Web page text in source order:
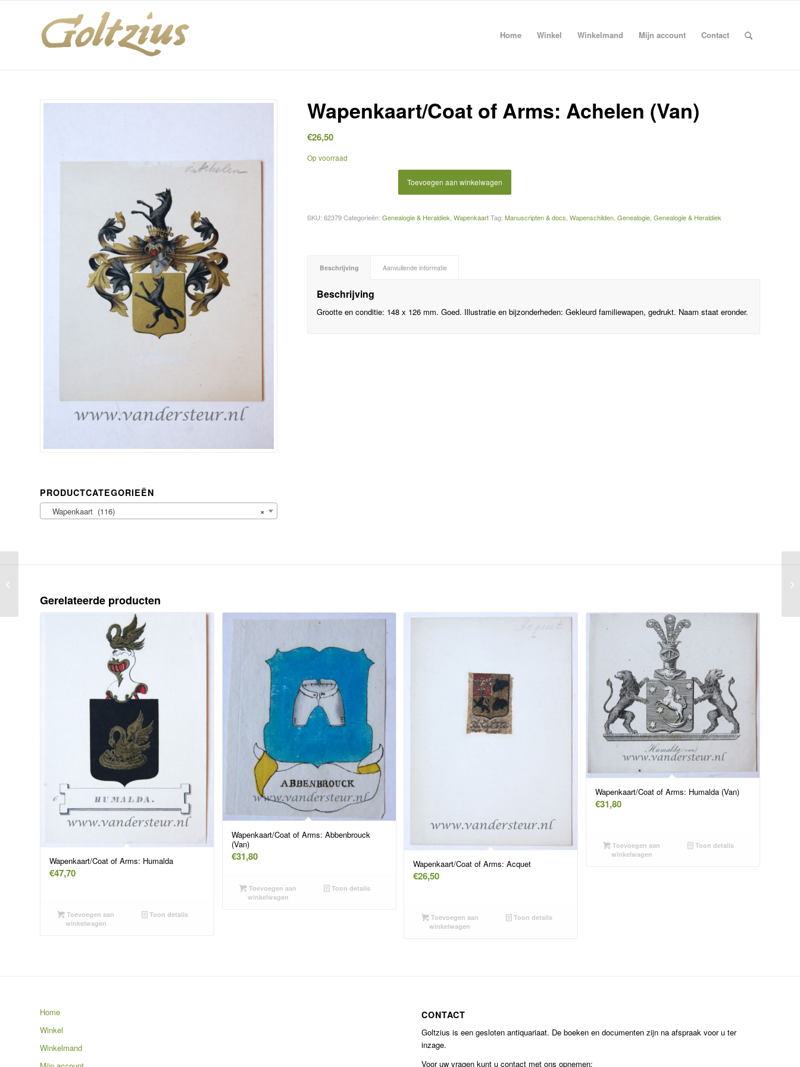
Home Winkel Winkelmand Mijn account Contact
PRODUCTCATEGORIEËN
×
Wapenkaart (116)
Wapenkaart/Coat of Arms: Achelen (Van)
€26,50
Op voorraad
Toevoegen aan winkelwagen
SKU:62379 Categorieën:Genealogie & Heraldiek,Wapenkaart Tag:Manuscripten & docs, Wapenschilden, Genealogie, Genealogie & Heraldiek
Beschrijving Aanvullende informatie
Beschrijving
Grootte en conditie: 148 x 126 mm. Goed. Illustratie en bijzonderheden: Gekleurd familiewapen, gedrukt. Naam staat eronder.
Gerelateerde producten
Wapenkaart/Coat of Arms: Humalda
€47,70
Toevoegen aan
winkelwagen
Toon details
Wapenkaart/Coat of Arms: Abbenbrouck
(Van)
€31,80
Toevoegen aan
winkelwagen
Toon details
Wapenkaart/Coat of Arms: Acquet
€26,50
Toevoegen aan
winkelwagen
Toon details
Wapenkaart/Coat of Arms: Humalda (Van)
€31,80
Toevoegen aan
winkelwagen
Toon details
Home
Winkel
Winkelmand
CONTACT
Goltzius is een gesloten antiquariaat. De boeken en documenten zijn na afspraak voor u ter
inzage.
Voor uw vragen kunt u contact met ons opnemen: